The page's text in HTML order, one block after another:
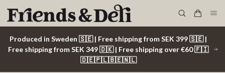
Produced in Sweden 🇸🇪 | Free shipping from SEK 399 🇸🇪 |
Free shipping from SEK 349 🇩🇰 | Free shipping over €60 🇫🇮
🇩🇪🇵🇱🇧🇪🇳🇱